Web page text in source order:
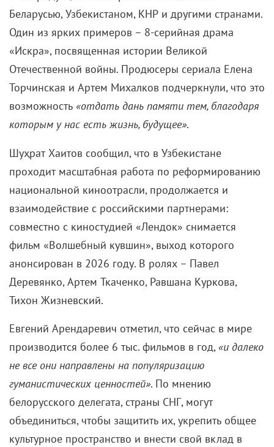
Беларусью, Узбекистаном, КНР и другими странами.
Один из ярких примеров – 8-серийная драма
«Искра», посвященная истории Великой
Отечественной войны. Продюсеры сериала Елена
Торчинская и Артем Михалков подчеркнули, что это
возможность «отдать дань памяти тем, благодаря
которым у нас есть жизнь, будущее».
Шуҳрат Хаитов сообщил, что в Узбекистане
проходит масштабная работа по реформированию
национальной киноотрасли, продолжается и
взаимодействие с российскими партнерами:
совместно с киностудией «Лендок» снимается
фильм «Волшебный кувшин», выход которого
анонсирован в 2026 году. В ролях – Павел
Деревянко, Артем Ткаченко, Равшана Куркова,
Тихон Жизневский.
Евгений Арендаревич отметил, что сейчас в мире
производится более 6 тыс. фильмов в год,«и далеко
не все они направлены на популяризацию
гуманистических ценностей». По мнению
белорусского делегата, страны СНГ, могут
объединиться, чтобы защитить их, укрепить общее
культурное пространство и внести свой вклад в